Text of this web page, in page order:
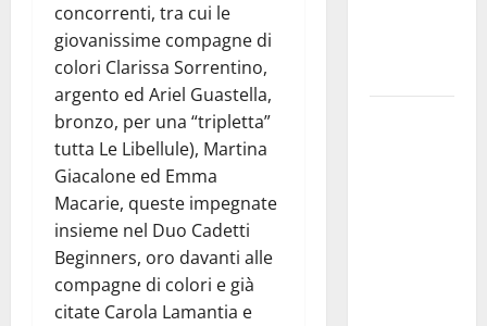
concorrenti, tra cui le
giovanissime compagne di
colori Clarissa Sorrentino,
argento ed Ariel Guastella,
bronzo, per una “tripletta”
tutta Le Libellule), Martina
Giacalone ed Emma
Macarie, queste impegnate
insieme nel Duo Cadetti
Beginners, oro davanti alle
compagne di colori e già
citate Carola Lamantia e